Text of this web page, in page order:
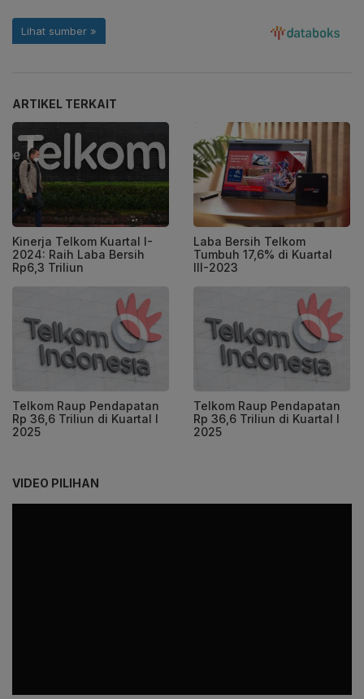
ARTIKEL TERKAIT
Kinerja Telkom Kuartal I-
2024: Raih Laba Bersih
Rp6,3 Triliun
Laba Bersih Telkom
Tumbuh 17,6% di Kuartal
III-2023
Telkom Raup Pendapatan
Rp 36,6 Triliun di Kuartal I
2025
Telkom Raup Pendapatan
Rp 36,6 Triliun di Kuartal I
2025
VIDEO PILIHAN